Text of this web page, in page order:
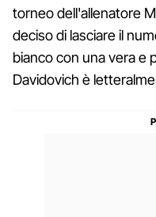
torneo dell'allenatore
deciso di lasciare il
bianco con una vera e
Davidovich è